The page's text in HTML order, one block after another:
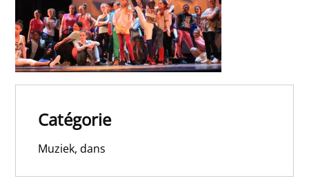
Catégorie
Muziek, dans